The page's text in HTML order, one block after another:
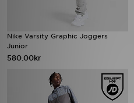
Nike Varsity Graphic Joggers
Junior
580.00kr